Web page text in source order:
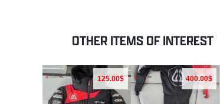
OTHER ITEMS OF INTEREST
125.00$ 400.00$